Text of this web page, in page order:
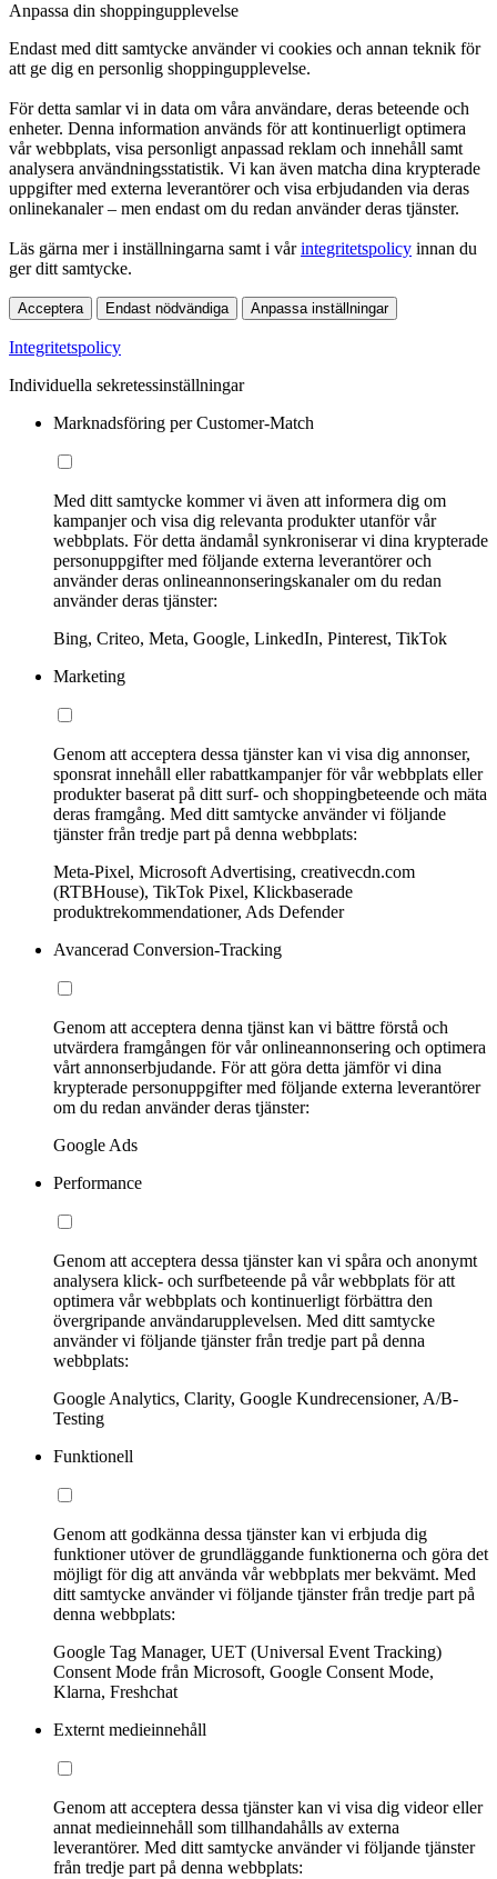
Anpassa din shoppingupplevelse
Endast med ditt samtycke använder vi cookies och annan teknik för
att ge dig en personlig shoppingupplevelse.
För detta samlar vi in data om våra användare, deras beteende och
enheter. Denna information används för att kontinuerligt optimera
vår webbplats, visa personligt anpassad reklam och innehåll samt
analysera användningsstatistik. Vi kan även matcha dina krypterade
uppgifter med externa leverantörer och visa erbjudanden via deras
onlinekanaler – men endast om du redan använder deras tjänster.
Läs gärna mer i inställningarna samt i vårintegritetspolicy innan du
ger ditt samtycke.
Acceptera Endast nödvändiga Anpassa inställningar
Integritetspolicy
Individuella sekretessinställningar
Marknadsföring per Customer-Match
Med ditt samtycke kommer vi även att informera dig om
kampanjer och visa dig relevanta produkter utanför vår
webbplats. För detta ändamål synkroniserar vi dina krypterade
personuppgifter med följande externa leverantörer och
använder deras onlineannonseringskanaler om du redan
använder deras tjänster:
Bing, Criteo, Meta, Google, LinkedIn, Pinterest, TikTok
Marketing
Genom att acceptera dessa tjänster kan vi visa dig annonser,
sponsrat innehåll eller rabattkampanjer för vår webbplats eller
produkter baserat på ditt surf- och shoppingbeteende och mäta
deras framgång. Med ditt samtycke använder vi följande
tjänster från tredje part på denna webbplats:
Meta-Pixel, Microsoft Advertising, creativecdn.com
(RTBHouse), TikTok Pixel, Klickbaserade
produktrekommendationer, Ads Defender
Avancerad Conversion-Tracking
Genom att acceptera denna tjänst kan vi bättre förstå och
utvärdera framgången för vår onlineannonsering och optimera
vårt annonserbjudande. För att göra detta jämför vi dina
krypterade personuppgifter med följande externa leverantörer
om du redan använder deras tjänster:
Google Ads
Performance
Genom att acceptera dessa tjänster kan vi spåra och anonymt
analysera klick- och surfbeteende på vår webbplats för att
optimera vår webbplats och kontinuerligt förbättra den
övergripande användarupplevelsen. Med ditt samtycke
använder vi följande tjänster från tredje part på denna
webbplats:
Google Analytics, Clarity, Google Kundrecensioner, A/B-
Testing
Funktionell
Genom att godkänna dessa tjänster kan vi erbjuda dig
funktioner utöver de grundläggande funktionerna och göra det
möjligt för dig att använda vår webbplats mer bekvämt. Med
ditt samtycke använder vi följande tjänster från tredje part på
denna webbplats:
Google Tag Manager, UET (Universal Event Tracking)
Consent Mode från Microsoft, Google Consent Mode,
Klarna, Freshchat
Externt medieinnehåll
Genom att acceptera dessa tjänster kan vi visa dig videor eller
annat medieinnehåll som tillhandahålls av externa
leverantörer. Med ditt samtycke använder vi följande tjänster
från tredje part på denna webbplats: